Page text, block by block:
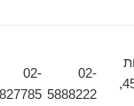
5888222
5827785